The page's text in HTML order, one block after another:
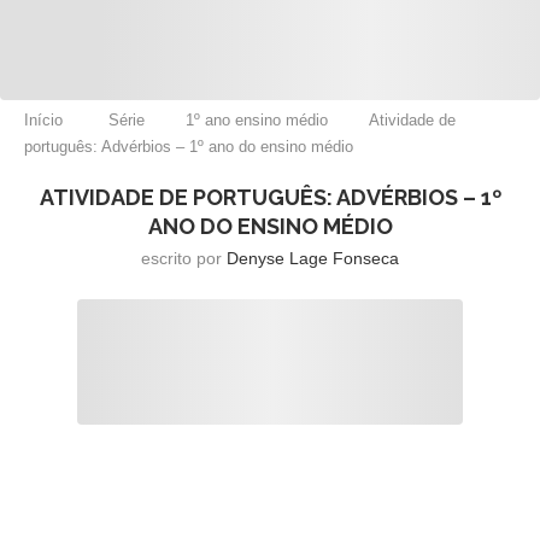
Início Série 1º ano ensino médio
Atividade de
português: Advérbios – 1º ano do ensino médio
ATIVIDADE DE PORTUGUÊS: ADVÉRBIOS – 1º
ANO DO ENSINO MÉDIO
escrito por Denyse Lage Fonseca